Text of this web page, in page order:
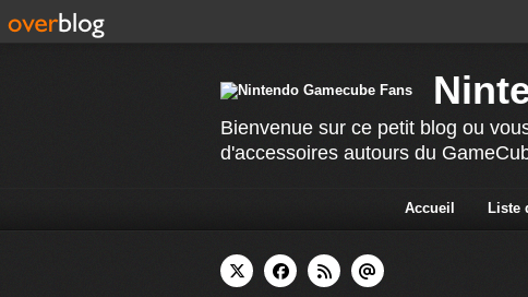
Bienvenue sur ce petit blog ou
d'accessoires autours du
Accueil Liste